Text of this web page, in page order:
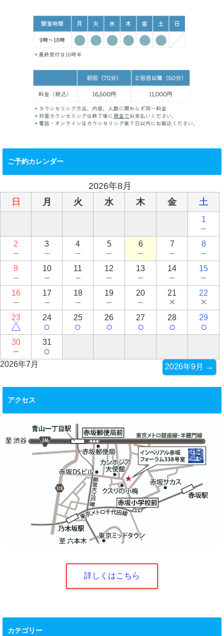
ご予約カレンダー
2026年8月
日
月 火 水 木 金 土
1
－
2
－
3
－
4
－
5
－
6
－
7
－
8
－
9
－
10
－
11
－
12
－
13
－
14
－
15
－
16
－
17
－
18
－
19
－
20
－
21
×
22
×
23
△
24
○
25
○
26
○
27
○
28
○
29
○
30
－
31
○
2026年7月 2026年9月 →
アクセス
詳しくはこちら
カテゴリー